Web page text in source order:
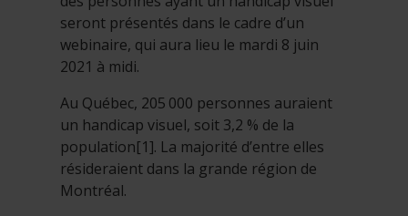
seront présentés dans le cadre d’un
webinaire, qui aura lieu le mardi 8 juin
2021 à midi.
Au Québec, 205 000 personnes auraient
un handicap visuel, soit 3,2 % de la
population[1]. La majorité d’entre elles
résideraient dans la grande région de
Montréal.